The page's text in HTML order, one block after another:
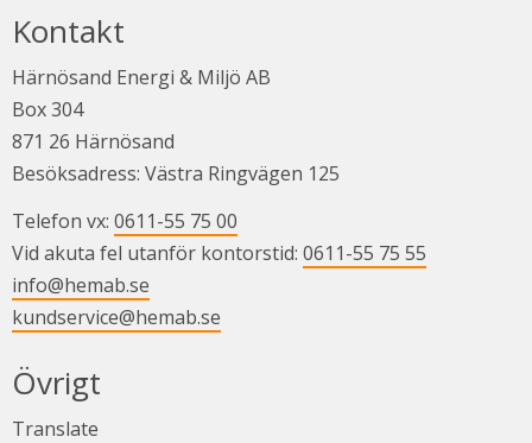
Kontakt
Härnösand Energi & Miljö AB
Box 304
871 26 Härnösand
Besöksadress: Västra Ringvägen 125
Telefon vx: 0611-55 75 00
Vid akuta fel utanför kontorstid: 0611-55 75 55
info@hemab.se
kundservice@hemab.se
Övrigt
Translate